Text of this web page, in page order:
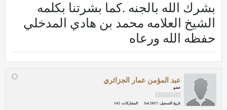
بشرك الله بالجنه .كما بشرتنا بكلمه
الشيخ العلامه محمد بن هادي المدخلي
حفظه الله ورعاه
عبد المؤمن عمار الجزائري
عضو
تاريخ التسجيل: Jul 2017 المشاركات: 142